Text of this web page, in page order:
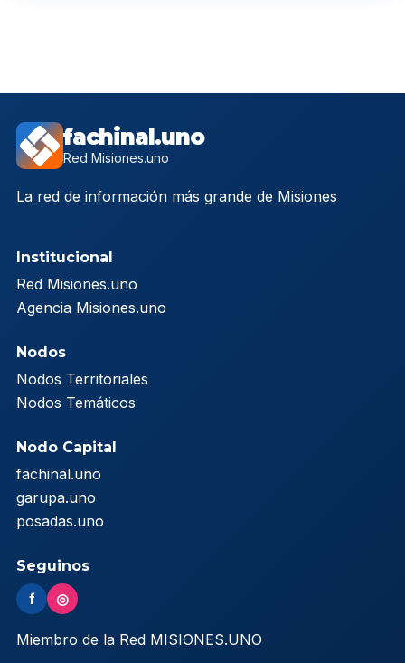
fachinal.uno
Red Misiones.uno
La red de información más grande de Misiones
Institucional
Red Misiones.uno
Agencia Misiones.uno
Nodos
Nodos Territoriales
Nodos Temáticos
Nodo Capital
fachinal.uno
garupa.uno
posadas.uno
Seguinos
f ◎
Miembro de la Red MISIONES.UNO